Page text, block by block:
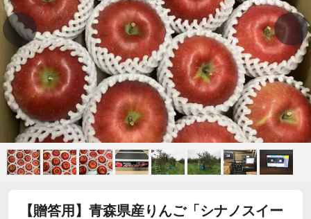
【贈答用】青森県産りんご「シナノスイー